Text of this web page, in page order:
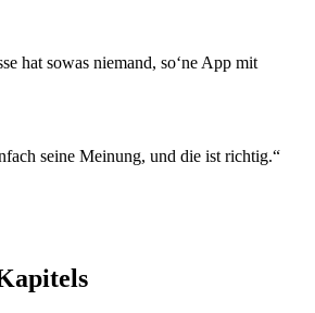
hat sowas niemand, so‘ne App mit
seine Meinung, und die ist richtig.“